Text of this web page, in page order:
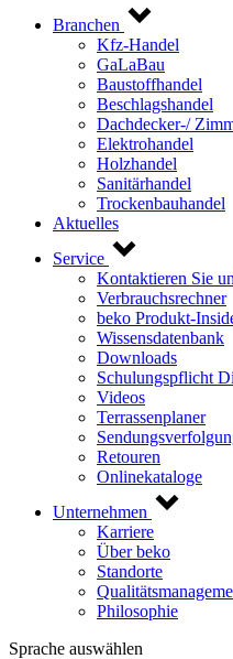
Branchen
Kfz-Handel
GaLaBau
Baustoffhandel
Beschlagshandel
Dachdecker-/
Elektrohandel
Holzhandel
Sanitärhandel
Trockenbauhandel
Aktuelles
Service
Kontaktieren Sie
Verbrauchsrechner
beko Produkt-
Wissensdatenbank
Downloads
Schulungspflicht
Videos
Terrassenplaner
Retouren
Onlinekataloge
Unternehmen
Karriere
Über beko
Standorte
Philosophie
Sprache auswählen